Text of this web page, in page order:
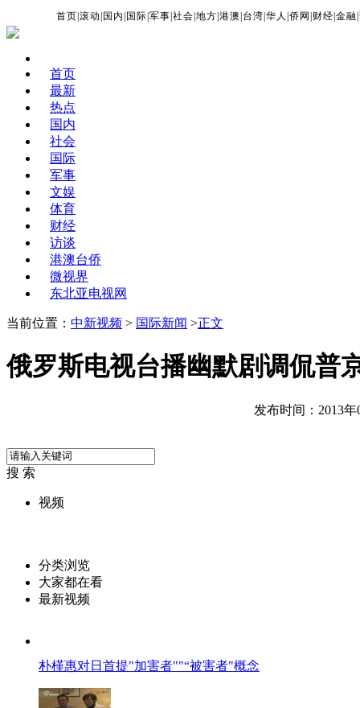
首页 |滚动 国内 国际 |军事 |社会 |地方 |港澳 台湾 |华人 |侨网 财经 |金融 |
首页
最新
热点
国内
社会
国际
军事
文娱
体育
财经
访谈
港澳台侨
微视界
东北亚电视网
当前位置： 中新视频 > 国际新闻 >正文
俄罗斯电视台播幽默剧调侃普
发布时间：2013年
搜 索
视频
分类浏览
大家都在看
最新视频
朴槿惠对日首提"加害者""“被害者"概念